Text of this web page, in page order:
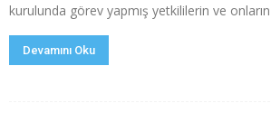
kurulunda görev yapmış yetkililerin ve
Devamını Oku